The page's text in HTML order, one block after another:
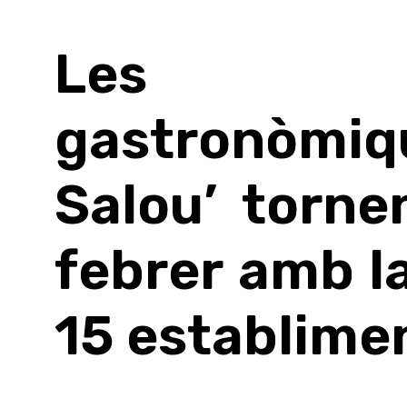
Les
Salou’
febrer amb
15